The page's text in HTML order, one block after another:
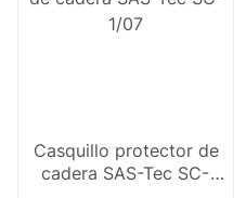
Casquillo protector de
cadera SAS-Tec SC-